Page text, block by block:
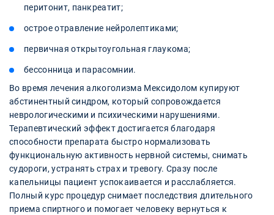
перитонит, панкреатит;
острое отравление нейролептиками;
первичная открытоугольная глаукома;
бессонница и парасомнии.
Во время лечения алкоголизма Мексидолом купируют
абстинентный синдром, который сопровождается
неврологическими и психическими нарушениями.
Терапевтический эффект достигается благодаря
способности препарата быстро нормализовать
функциональную активность нервной системы, снимать
судороги, устранять страх и тревогу. Сразу после
капельницы пациент успокаивается и расслабляется.
Полный курс процедур снимает последствия длительного
приема спиртного и помогает человеку вернуться к